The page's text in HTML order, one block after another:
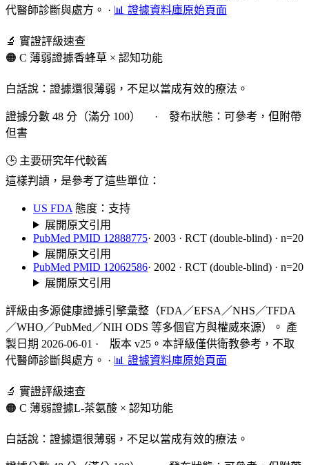
代醫師診斷與處方。 · 📊 證據資料庫原始頁面
🔬 實證評級速查
🟠 C 薄弱證據香蜂草 × 認知功能
白話說：證據還很薄弱，不足以當成有效的療法。
證據分數 48 分（滿分 100） · 發布狀態：可參考，但附帶
但書
🕒 主要研究年代較舊
這樣判讀，是參考了這些單位：
US FDA 態度：支持
展開原文引用
PubMed PMID 12888775· 2003 · RCT (double-blind) · n=20
展開原文引用
PubMed PMID 12062586· 2002 · RCT (double-blind) · n=20
展開原文引用
評級由多源健康證據引擎彙整（FDA／EFSA／NHS／TFDA
／WHO／PubMed／NIH ODS 等多個官方與權威來源）。 產
製日期 2026-06-01 · 版本 v25。本評級僅供衛教參考，不取
代醫師診斷與處方。 · 📊 證據資料庫原始頁面
🔬 實證評級速查
🟠 C 薄弱證據L-茶氨酸 × 認知功能
白話說：證據還很薄弱，不足以當成有效的療法。